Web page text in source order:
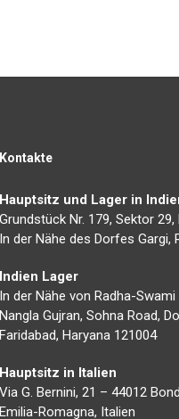
Kontakte
Hauptsitz und Lager in
Grundstück Nr. 179, Sektor
In der Nähe des Dorfes Gargi,
Indien Lager
In der Nähe von Radha-
Nangla Gujran, Sohna Road,
Faridabad, Haryana 121004
Hauptsitz in Italien
Via G. Bernini, 21 – 44012
Emilia-Romagna, Italien